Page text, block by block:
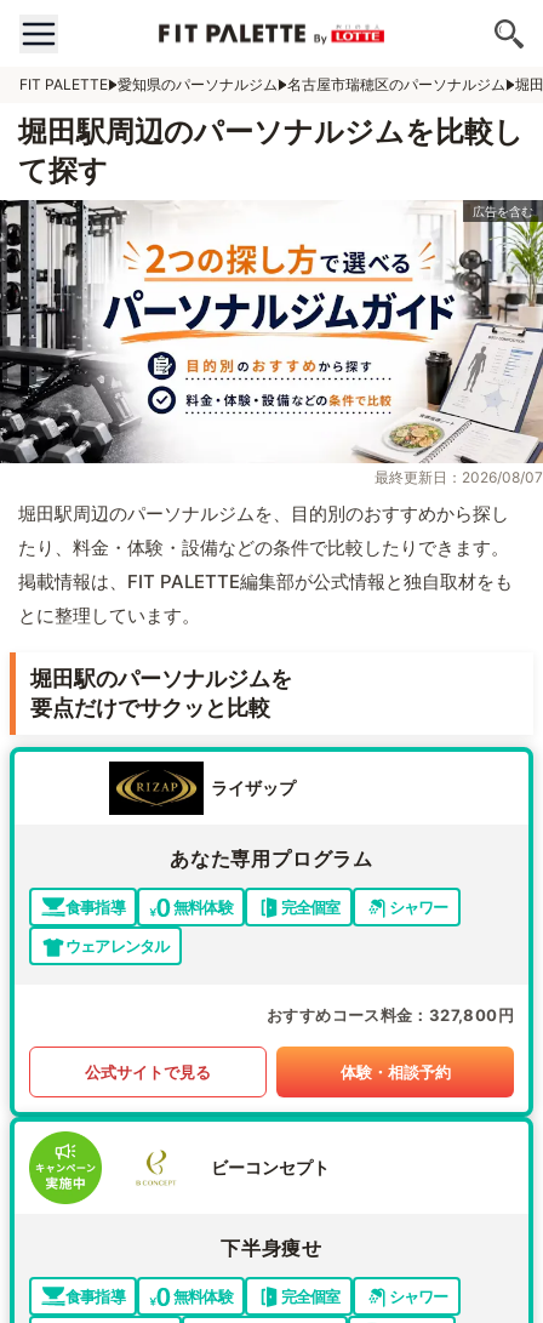
FIT PALETTE 愛知県のパーソナルジム 名古屋市瑞穂区のパーソナルジム 堀
堀田駅周辺のパーソナルジムを比較し
て探す
最終更新日：2026/08/07
堀田駅周辺のパーソナルジムを、目的別のおすすめから探し
たり、料金・体験・設備などの条件で比較したりできます。
掲載情報は、FIT PALETTE編集部が公式情報と独自取材をも
とに整理しています。
堀田駅のパーソナルジムを
要点だけでサクッと比較
ライザップ
あなた専用プログラム
食事指導 無料体験 完全個室
シャワー
ウェアレンタル
おすすめコース料金 327,800円
公式サイトで見る 体験・相談予約
ビーコンセプト
下半身痩せ
食事指導 無料体験 完全個室
シャワー